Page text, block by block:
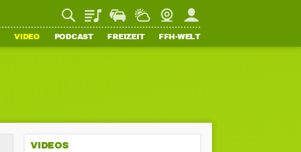
PlaylistStaupilotWetterWebcamMein FFH
VIDEO PODCAST FREIZEIT FFH-WELT
VIDEOS